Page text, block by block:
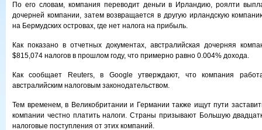
По его словам, компания переводит деньги в Ирландию, роялти
дочерней компании, затем возвращается в другую ирландскую
на Бермудских островах, где нет налога на прибыль.
Как показано в отчетных документах, австралийская дочерняя
$815,074 налогов в прошлом году, что примерно равно 0.004% дохода.
Как сообщает Reuters, в Google утверждают, что компания
австралийским налоговым законодательством.
Тем временем, в Великобритании и Германии также ищут пути
компании честно платить налоги. Страны призывают Большую
налоговые поступления от этих компаний.